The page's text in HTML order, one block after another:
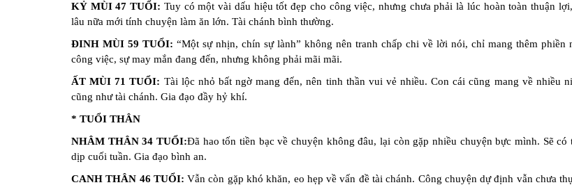
KỶ MÙI 47 TUỔI: Tuy có một vài dấu hiệu tốt đẹp cho công việc, nhưng chưa phải là lúc hoàn toàn thuận
lâu nữa mới tính chuyện làm ăn lớn. Tài chánh bình thường.
ĐINH MÙI 59 TUỔI: “Một sự nhịn, chín sự lành” không nên tranh chấp chi về lời nói, chỉ mang thêm phiền
công việc, sự may mắn đang đến, nhưng không phải mãi mãi.
ẤT MÙI 71 TUỔI: Tài lộc nhỏ bất ngờ mang đến, nên tinh thần vui vẻ nhiều. Con cái cũng mang về nhiều
cũng như tài chánh. Gia đạo đầy hỷ khí.
* TUỔI THÂN
NHÂM THÂN 34 TUỔI:Đã hao tốn tiền bạc về chuyện không đâu, lại còn gặp nhiều chuyện bực mình. Sẽ
dịp cuối tuần. Gia đạo bình an.
CANH THÂN 46 TUỔI: Vẫn còn gặp khó khăn, eo hẹp về vấn đề tài chánh. Công chuyện dự định vẫn chưa